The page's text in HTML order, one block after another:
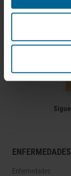
Enfermedades